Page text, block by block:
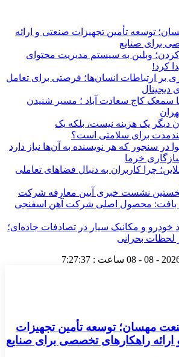
توسعه تأمین تجهیزات صنعتی و ارائه
برای صنایع
وبلین به سیستم مدیریت محتوای
کرد!
بر ارتباطات انسان‌ها؛ فرصتی برای تعامل
دیجیتال
سمعک کاج سعادت آباد ؛ مسیر شنیدن
دیگر یک هزینه نیست، بلکه یک
برای سلامتی است؟
خرما
چرا کاربران به دنبال فضاهای تعاملی
نشست خبری آیین معارفه شرکت
بافت: محصول اصلی شرکت آهن اسفنجی
خودرو و مکانیک سیار در تصادفات جاده‌ای؛
لحظات بحرانی
2026 - 08 - ساعت : 7:27:37
مهسان؛ توسعه تأمین تجهیزات
راهکارهای تخصصی برای صنایع